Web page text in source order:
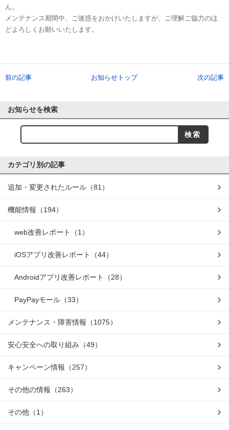
ん。
メンテナンス期間中、ご迷惑をおかけいたしますが、ご理解ご協力のほ
どよろしくお願いいたします。
前の記事 お知らせトップ 次の記事
お知らせを検索
カテゴリ別の記事
追加・変更されたルール （81）
機能情報 （194）
web改善レポート （1）
iOSアプリ改善レポート （44）
Androidアプリ改善レポート （28）
PayPayモール （33）
メンテナンス・障害情報 （1075）
安心安全への取り組み （49）
キャンペーン情報 （257）
その他の情報 （263）
その他 （1）